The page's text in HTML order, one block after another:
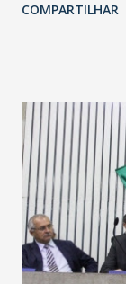
Havan Fortaleza
COMPARTILHAR